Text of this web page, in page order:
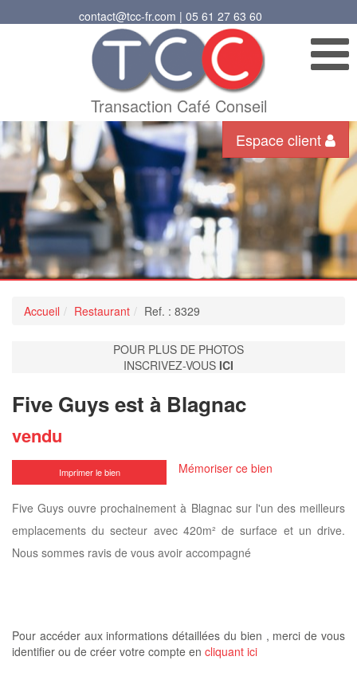
contact@tcc-fr.com | 05 61 27 63 60
Transaction Café Conseil
Espace client
Accueil Restaurant Ref. : 8329
POUR PLUS DE PHOTOS
INSCRIVEZ-VOUS ICI
Five Guys est à Blagnac
vendu
Imprimer le bien Mémoriser ce bien
Five Guys ouvre prochainement à Blagnac sur l'un des meilleurs
emplacements du secteur avec 420m² de surface et un drive.
Nous sommes ravis de vous avoir accompagné
Pour accéder aux informations détaillées du bien , merci de vous
identifier ou de créer votre compte en cliquant ici